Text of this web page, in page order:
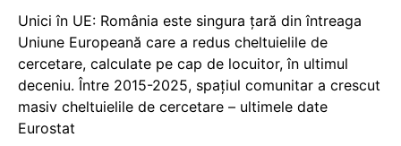
Unici în UE: România este singura țară din întreaga
Uniune Europeană care a redus cheltuielile de
cercetare, calculate pe cap de locuitor, în ultimul
deceniu. Între 2015-2025, spațiul comunitar a crescut
masiv cheltuielile de cercetare – ultimele date
Eurostat